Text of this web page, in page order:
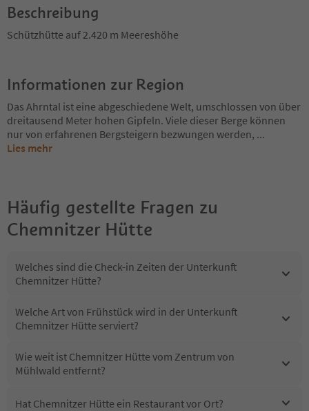
Beschreibung
Schützhütte auf 2.420 m Meereshöhe
Informationen zur Region
Das Ahrntal ist eine abgeschiedene Welt, umschlossen von über
dreitausend Meter hohen Gipfeln. Viele dieser Berge können
nur von erfahrenen Bergsteigern bezwungen werden, ...
Lies mehr
Häufig gestellte Fragen zu
Chemnitzer Hütte
Welches sind die Check-in Zeiten der Unterkunft
Chemnitzer Hütte?
Welche Art von Frühstück wird in der Unterkunft
Chemnitzer Hütte serviert?
Wie weit ist Chemnitzer Hütte vom Zentrum von
Mühlwald entfernt?
Hat Chemnitzer Hütte ein Restaurant vor Ort?